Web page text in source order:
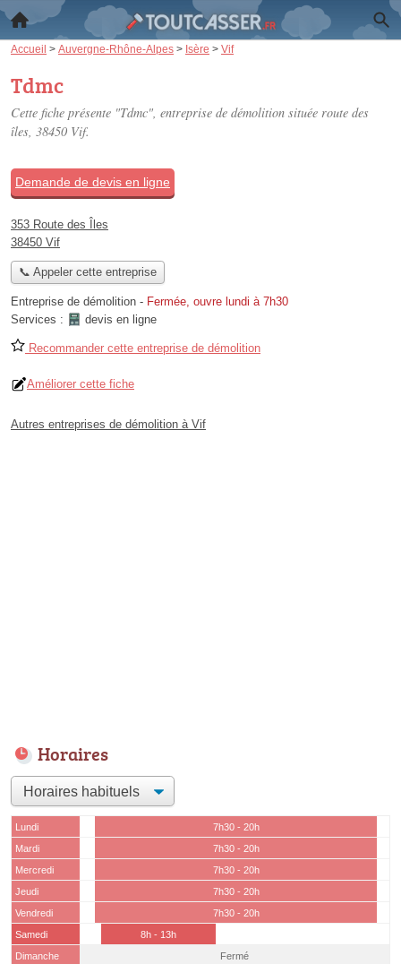
Accueil > Auvergne-Rhône-Alpes > Isère > Vif
Tdmc
Cette fiche présente "Tdmc", entreprise de démolition située route des
îles, 38450 Vif.
Demande de devis en ligne
353 Route des Îles
38450 Vif
📞 Appeler cette entreprise
Entreprise de démolition - Fermée, ouvre lundi à 7h30
Services :
devis en ligne
Recommander cette entreprise de démolition
Améliorer cette fiche
Autres entreprises de démolition à Vif
Horaires
Lundi
7h30 - 20h
Mardi
7h30 - 20h
Mercredi
7h30 - 20h
Jeudi
7h30 - 20h
Vendredi
7h30 - 20h
Samedi
8h - 13h
Dimanche
Fermé